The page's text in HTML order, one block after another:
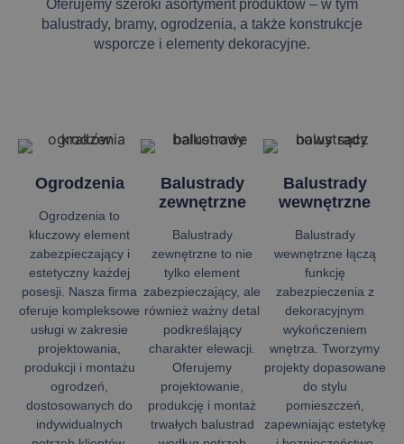
Oferujemy szeroki asortyment produktów – w tym
balustrady, bramy, ogrodzenia, a także konstrukcje
wsporcze i elementy dekoracyjne.
Ogrodzenia
Ogrodzenia to
kluczowy element
zabezpieczający i
estetyczny każdej
posesji. Nasza firma
oferuje kompleksowe
usługi w zakresie
projektowania,
produkcji i montażu
ogrodzeń,
dostosowanych do
indywidualnych
Balustrady
zewnętrzne
Balustrady
zewnętrzne to nie
tylko element
zabezpieczający, ale
również ważny detal
podkreślający
charakter elewacji.
Oferujemy
projektowanie,
produkcję i montaż
trwałych balustrad
Balustrady
wewnętrzne
Balustrady
wewnętrzne łączą
funkcję
zabezpieczenia z
dekoracyjnym
wykończeniem
wnętrza. Tworzymy
projekty dopasowane
do stylu
pomieszczeń,
zapewniając estetykę